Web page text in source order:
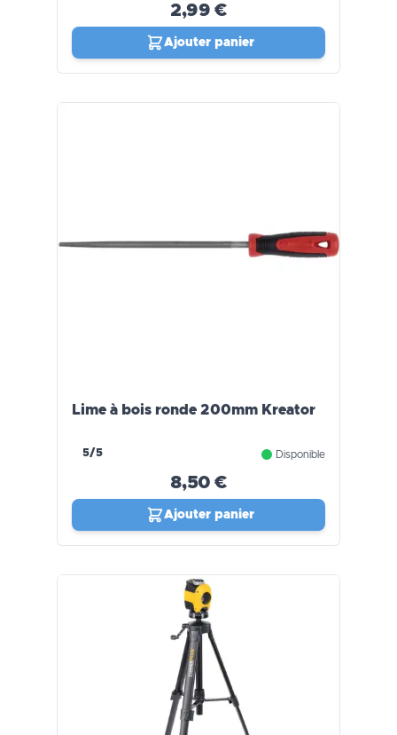
2,99 €
Ajouter panier
Lime à bois ronde 200mm Kreator
5/5 Disponible
8,50 €
Ajouter panier